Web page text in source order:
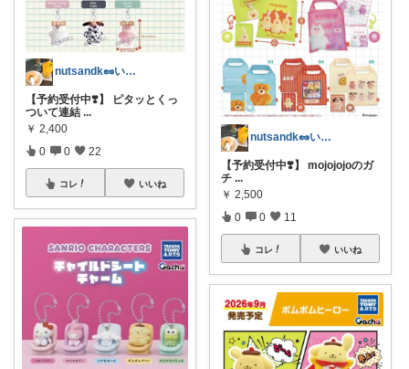
nutsandk🥜いつも感謝です◡̈♡
【予約受付中❣️】 ピタッとくっ
ついて連結 ...
￥ 2,400
0 0 22
コレ いいね
nutsandk🥜いつも感謝です◡̈♡
【予約受付中❣️】 mojojojoのガ
チ ...
￥ 2,500
0 0 11
コレ いいね